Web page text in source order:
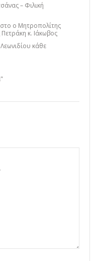
– Φιλική
ο Μητροπολίτης
κ. Ιάκωβος
κάθε